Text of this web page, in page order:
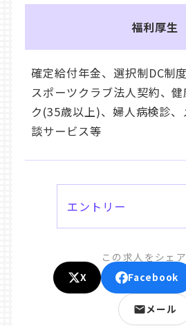
福利厚生
確定給付年金、選択制DC制
スポーツクラブ法人契約、
ク(35歳以上)、婦人病検診
談サービス等
エントリー
この求人をシェ
X
Facebook
メール